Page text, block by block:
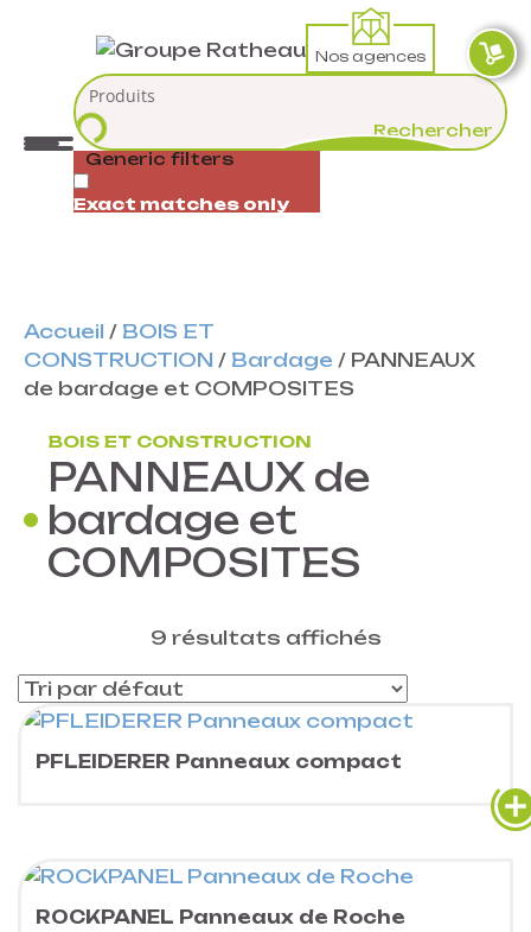
Rechercher
Generic filters
Exact matches only
Nos agences
Accueil / BOIS ET
CONSTRUCTION / Bardage / PANNEAUX
de bardage et COMPOSITES
BOIS ET CONSTRUCTION
PANNEAUX de
bardage et
COMPOSITES
9 résultats affichés
PFLEIDERER Panneaux compact
ROCKPANEL Panneaux de Roche